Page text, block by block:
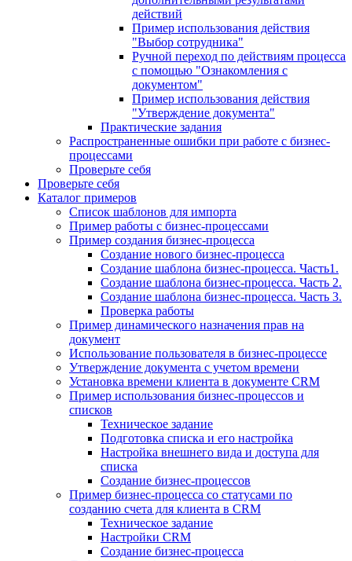
действий
Пример использования действия
"Выбор сотрудника"
Ручной переход по действиям процесса
с помощью "Ознакомления с
документом"
Пример использования действия
"Утверждение документа"
Практические задания
Распространенные ошибки при работе с бизнес-
процессами
Проверьте себя
Проверьте себя
Каталог примеров
Список шаблонов для импорта
Пример работы с бизнес-процессами
Пример создания бизнес-процесса
Создание нового бизнес-процесса
Создание шаблона бизнес-процесса. Часть1.
Создание шаблона бизнес-процесса. Часть 2.
Создание шаблона бизнес-процесса. Часть 3.
Проверка работы
Пример динамического назначения прав на
документ
Использование пользователя в бизнес-процессе
Утверждение документа с учетом времени
Установка времени клиента в документе CRM
Пример использования бизнес-процессов и
списков
Техническое задание
Подготовка списка и его настройка
Настройка внешнего вида и доступа для
списка
Создание бизнес-процессов
Пример бизнес-процесса со статусами по
созданию счета для клиента в CRM
Техническое задание
Настройки CRM
Создание бизнес-процесса